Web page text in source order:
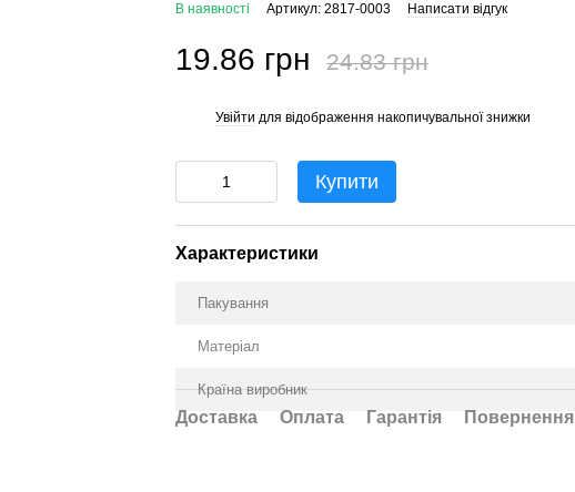
В наявності Артикул: 2817-0003 Написати відгук
19.86 грн 24.83 грн
Увійти для відображення накопичувальної знижки
Купити
Характеристики
Пакування
Матеріал
Країна виробник
Доставка Оплата Гарантія Повернення